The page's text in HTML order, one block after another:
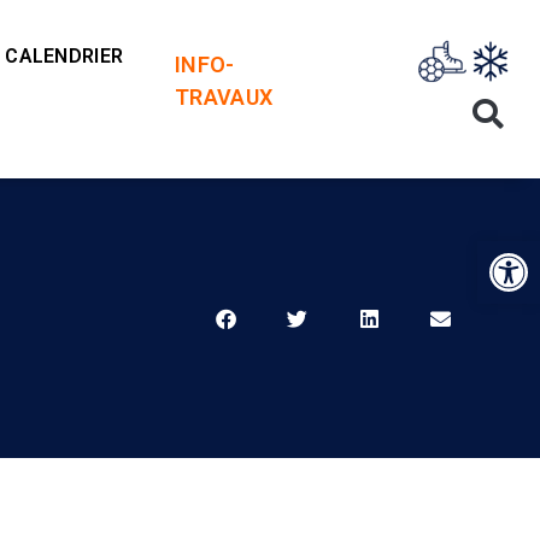
CALENDRIER
INFO-
TRAVAUX